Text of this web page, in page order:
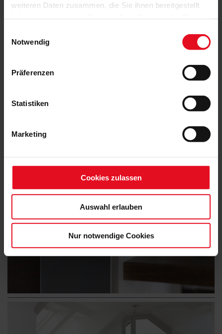
weiteren Daten zusammen, die Sie ihnen bereitgestellt
Notwendig
Präferenzen
Statistiken
Marketing
Cookies zulassen
Auswahl erlauben
Nur notwendige Cookies